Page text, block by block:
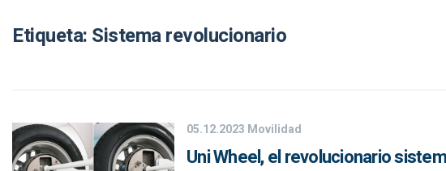
Etiqueta: Sistema revolucionario
05.12.2023 Movilidad
Uni Wheel, el revolucionario